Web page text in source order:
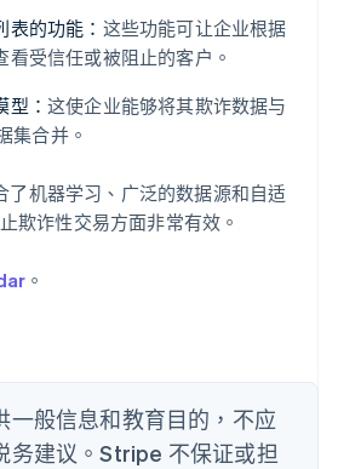
表的功能： 这些功能可让企业根据
看受信任或被阻止的客户。
型： 这使企业能够将其欺诈数据与
集合并。
机器学习、广泛的数据源和自适
欺诈性交易方面非常有效。
。
一般信息和教育目的，不应
务建议。Stripe 不保证或担